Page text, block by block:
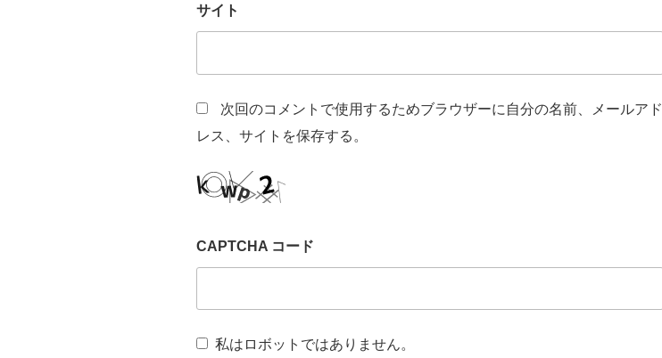
サイト
次回のコメントで使用するためブラウザーに自分の名前、メールアド
レス、サイトを保存する。
CAPTCHA コード
私はロボットではありません。